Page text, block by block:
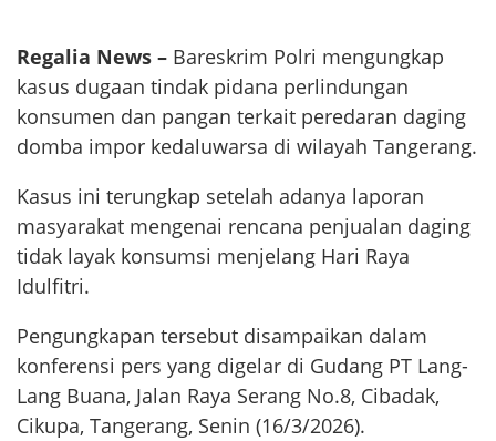
Regalia News – Bareskrim Polri mengungkap
kasus dugaan tindak pidana perlindungan
konsumen dan pangan terkait peredaran daging
domba impor kedaluwarsa di wilayah Tangerang.
Kasus ini terungkap setelah adanya laporan
masyarakat mengenai rencana penjualan daging
tidak layak konsumsi menjelang Hari Raya
Idulfitri.
Pengungkapan tersebut disampaikan dalam
konferensi pers yang digelar di Gudang PT Lang-
Lang Buana, Jalan Raya Serang No.8, Cibadak,
Cikupa, Tangerang, Senin (16/3/2026).